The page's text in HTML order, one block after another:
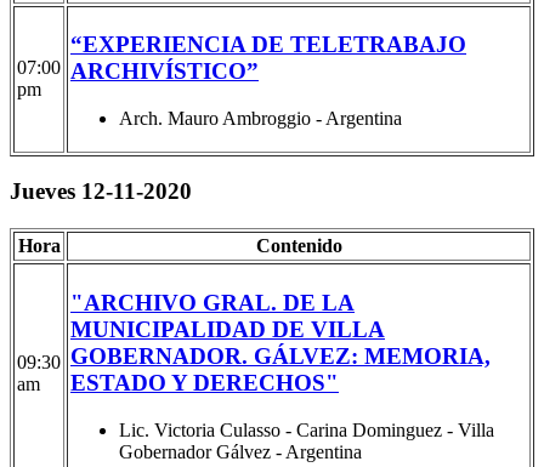
07:00
pm
“EXPERIENCIA DE TELETRABAJO
ARCHIVÍSTICO”
Arch. Mauro Ambroggio - Argentina
Jueves 12-11-2020
Hora Contenido
09:30
am
"ARCHIVO GRAL. DE LA
MUNICIPALIDAD DE VILLA
GOBERNADOR. GÁLVEZ: MEMORIA,
ESTADO Y DERECHOS"
Lic. Victoria Culasso - Carina Dominguez - Villa
Gobernador Gálvez - Argentina